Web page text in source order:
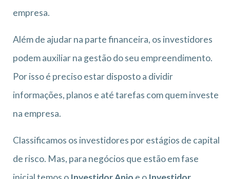
empresa.
Além de ajudar na parte financeira, os investidores
podem auxiliar na gestão do seu empreendimento.
Por isso é preciso estar disposto a dividir
informações, planos e até tarefas com quem investe
na empresa.
Classificamos os investidores por estágios de capital
de risco. Mas, para negócios que estão em fase